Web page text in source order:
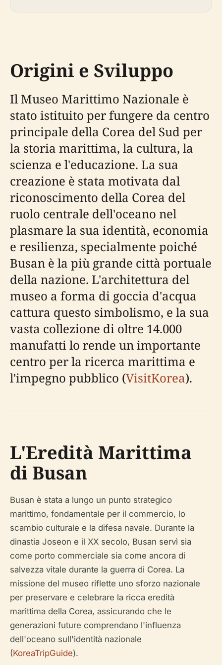
Origini e Sviluppo
Il Museo Marittimo Nazionale è
stato istituito per fungere da centro
principale della Corea del Sud per
la storia marittima, la cultura, la
scienza e l'educazione. La sua
creazione è stata motivata dal
riconoscimento della Corea del
ruolo centrale dell'oceano nel
plasmare la sua identità, economia
e resilienza, specialmente poiché
Busan è la più grande città portuale
della nazione. L'architettura del
museo a forma di goccia d'acqua
cattura questo simbolismo, e la sua
vasta collezione di oltre 14.000
manufatti lo rende un importante
centro per la ricerca marittima e
l'impegno pubblico (VisitKorea).
L'Eredità Marittima
di Busan
Busan è stata a lungo un punto strategico
marittimo, fondamentale per il commercio, lo
scambio culturale e la difesa navale. Durante la
dinastia Joseon e il XX secolo, Busan servì sia
come porto commerciale sia come ancora di
salvezza vitale durante la guerra di Corea. La
missione del museo riflette uno sforzo nazionale
per preservare e celebrare la ricca eredità
marittima della Corea, assicurando che le
generazioni future comprendano l'influenza
dell'oceano sull'identità nazionale
(KoreaTripGuide).